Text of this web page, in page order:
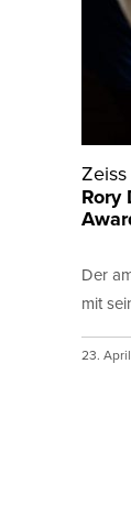
Zeiss
Rory
Der
mit
23.